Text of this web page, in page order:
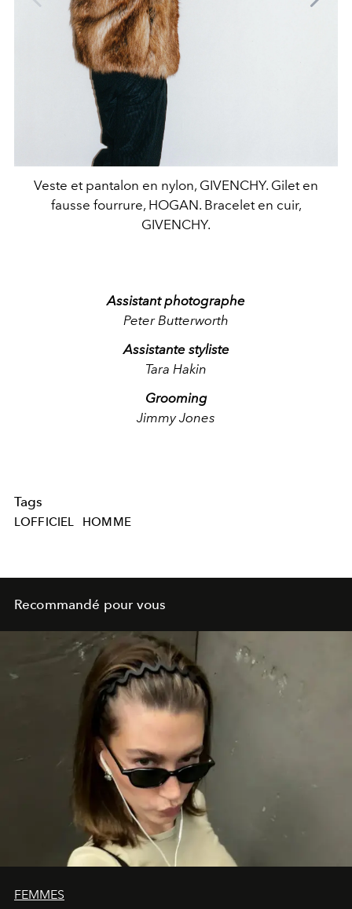
Veste et pantalon en nylon, GIVENCHY. Gilet en
fausse fourrure, HOGAN. Bracelet en cuir,
GIVENCHY.
Assistant photographe
Peter Butterworth
Assistante styliste
Tara Hakin
Grooming
Jimmy Jones
Tags
LOFFICIEL HOMME
Recommandé pour vous
FEMMES